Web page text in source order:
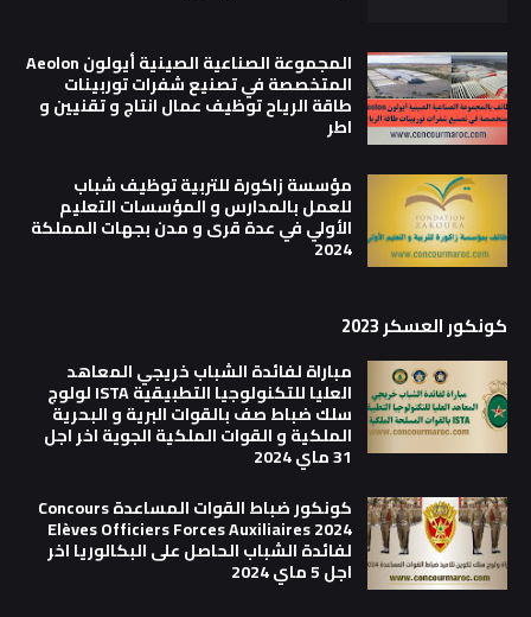
المجموعة الصناعية الصينية أيولون Aeolon
المتخصصة في تصنيع شفرات توربينات
طاقة الرياح توظيف عمال انتاج و تقنيين و
اطر
مؤسسة زاكورة للتربية توظيف شباب
للعمل بالمدارس و المؤسسات التعليم
الأولي في عدة قرى و مدن بجهات المملكة
2024
كونكور العسكر 2023
مباراة لفائدة الشباب خريجي المعاهد
العليا للتكنولوجيا التطبيقية ISTA لولوج
سلك ضباط صف بالقوات البرية و البحرية
الملكية و القوات الملكية الجوية اخر اجل
31 ماي 2024
كونكور ضباط القوات المساعدة Concours
Elèves Officiers Forces Auxiliaires 2024
لفائدة الشباب الحاصل على البكالوريا اخر
اجل 5 ماي 2024